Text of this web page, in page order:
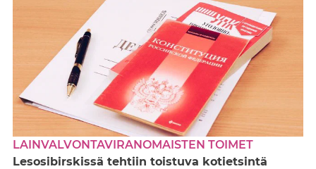
LAINVALVONTAVIRANOMAISTEN TOIMET
Lesosibirskissä tehtiin toistuva kotietsintä